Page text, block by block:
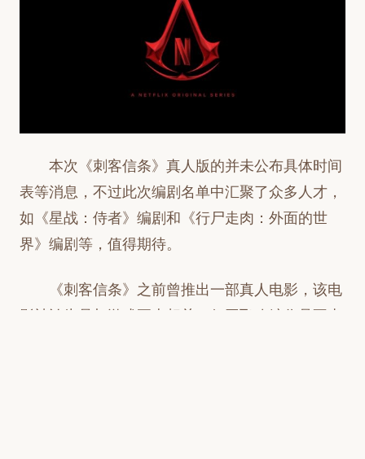
本次《刺客信条》真人版的并未公布具体时间
表等消息，不过此次编剧名单中汇聚了众多人才，
如《星战：侍者》编剧和《行尸走肉：外面的世
界》编剧等，值得期待。
《刺客信条》之前曾推出一部真人电影，该电